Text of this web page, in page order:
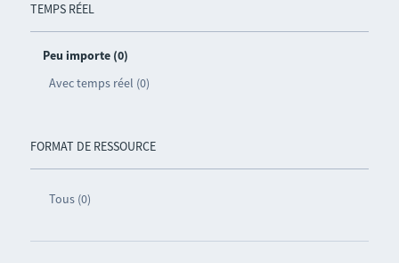
TEMPS RÉEL
Peu importe (0)
Avec temps réel (0)
FORMAT DE RESSOURCE
Tous (0)